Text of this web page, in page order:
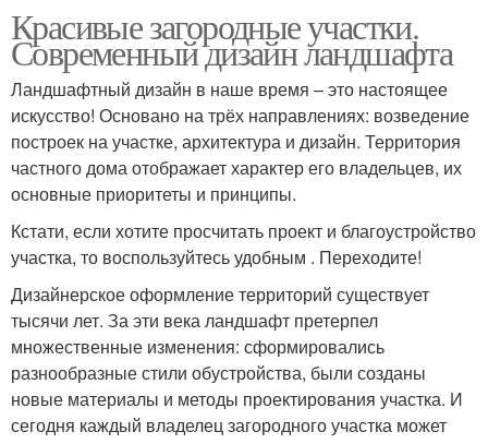
Красивые загородные участки.
Современный дизайн ландшафта
Ландшафтный дизайн в наше время – это настоящее
искусство! Основано на трёх направлениях: возведение
построек на участке, архитектура и дизайн. Территория
частного дома отображает характер его владельцев, их
основные приоритеты и принципы.
Кстати, если хотите просчитать проект и благоустройство
участка, то воспользуйтесь удобным . Переходите!
Дизайнерское оформление территорий существует
тысячи лет. За эти века ландшафт претерпел
множественные изменения: сформировались
разнообразные стили обустройства, были созданы
новые материалы и методы проектирования участка. И
сегодня каждый владелец загородного участка может